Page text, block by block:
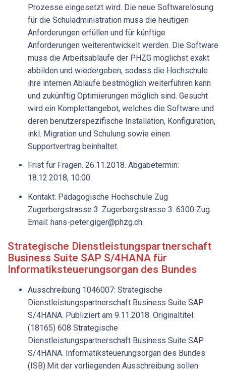
Prozesse eingesetzt wird. Die neue Softwarelösung
für die Schuladministration muss die heutigen
Anforderungen erfüllen und für künftige
Anforderungen weiterentwickelt werden. Die Software
muss die Arbeitsabläufe der PHZG möglichst exakt
abbilden und wiedergeben, sodass die Hochschule
ihre internen Abläufe bestmöglich weiterführen kann
und zukünftig Optimierungen möglich sind. Gesucht
wird ein Komplettangebot, welches die Software und
deren benutzerspezifische Installation, Konfiguration,
inkl. Migration und Schulung sowie einen
Supportvertrag beinhaltet.
Frist für Fragen. 26.11.2018. Abgabetermin:
18.12.2018, 10:00.
Kontakt: Pädagogische Hochschule Zug
Zugerbergstrasse 3. Zugerbergstrasse 3. 6300 Zug.
Email: hans-peter.giger@phzg.ch.
Strategische Dienstleistungspartnerschaft
Business Suite SAP S/4HANA für
Informatiksteuerungsorgan des Bundes
Ausschreibung 1046007: Strategische
Dienstleistungspartnerschaft Business Suite SAP
S/4HANA. Publiziert am 9.11.2018. Originaltitel:
(18165) 608 Strategische
Dienstleistungspartnerschaft Business Suite SAP
S/4HANA. Informatiksteuerungsorgan des Bundes
(ISB).Mit der vorliegenden Ausschreibung sollen